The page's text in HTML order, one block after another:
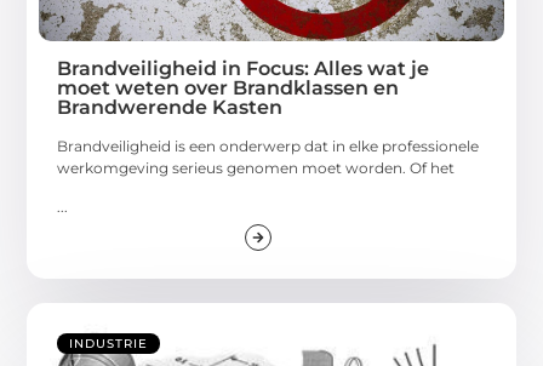
Brandveiligheid in Focus: Alles wat je
moet weten over Brandklassen en
Brandwerende Kasten
Brandveiligheid is een onderwerp dat in elke professionele
werkomgeving serieus genomen moet worden. Of het
...
INDUSTRIE